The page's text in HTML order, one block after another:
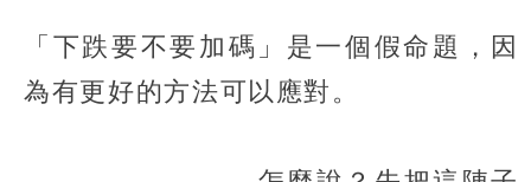
「下跌要不要加碼」是一個假命題，因
為有更好的方法可以應對。